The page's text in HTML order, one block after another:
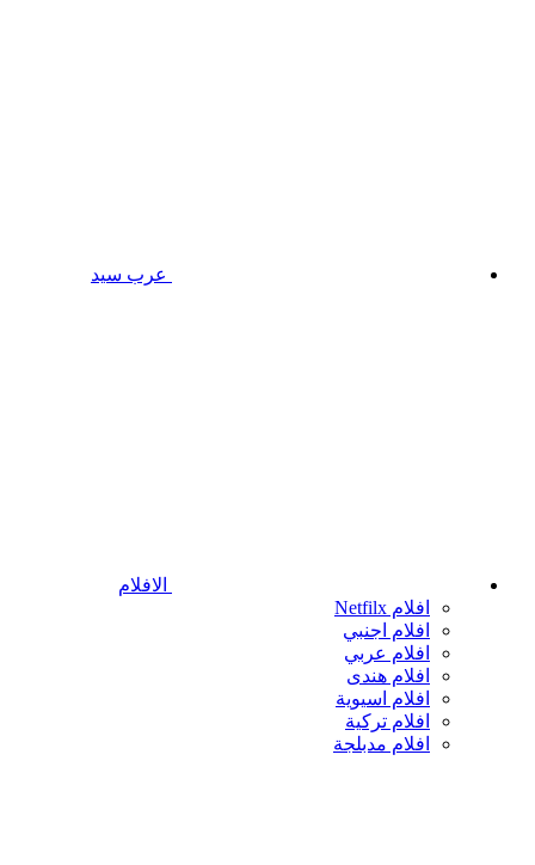
عرب سيد
الافلام
افلام Netfilx
افلام اجنبي
افلام عربي
افلام هندى
افلام اسيوية
افلام تركية
افلام مدبلجة